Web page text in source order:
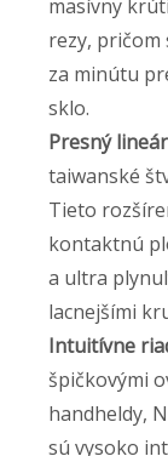
masívny
rezy, pričom
za minútu
sklo.
Presný
taiwanské
Tieto
kontaktnú
a ultra
lacnejšími
Intuitívne
špičkovými
handheldy,
sú vysoko